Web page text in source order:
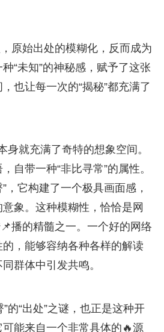
原始出处的模糊化，反而成为
“未知”的神秘感，赋予了这张
也让每一次的“揭秘”都充满了
身就充满了奇特的想象空间。
自带一种“非比寻常”的属性。
，它构建了一个极具画面感，
象。这种模糊性，恰恰是网
播的精髓之一。一个好的网络
，能够容纳各种各样的解读
群体中引发共鸣。
的“出处”之谜，也正是这种开
能来自一个非常具体的🔥源